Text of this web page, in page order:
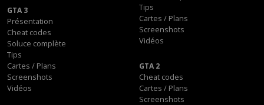
Tips
Cartes / Plans
Screenshots
Vidéos
GTA 3
Présentation
Cheat codes
Soluce complète
Tips
Cartes / Plans
Screenshots
Vidéos
GTA 2
Cheat codes
Cartes / Plans
Screenshots